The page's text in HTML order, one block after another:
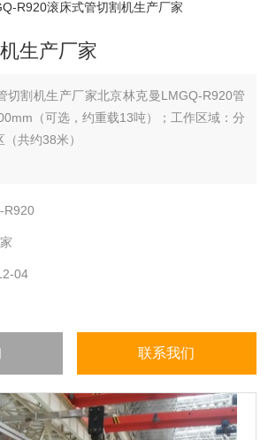
R920滚床式管切割机生产厂家
生产厂家
切割机生产厂家北京林克曼LMGQ-R920管
（可选，约重载13吨）；工作区域：分
（共约38米）
R920
04
联系我们